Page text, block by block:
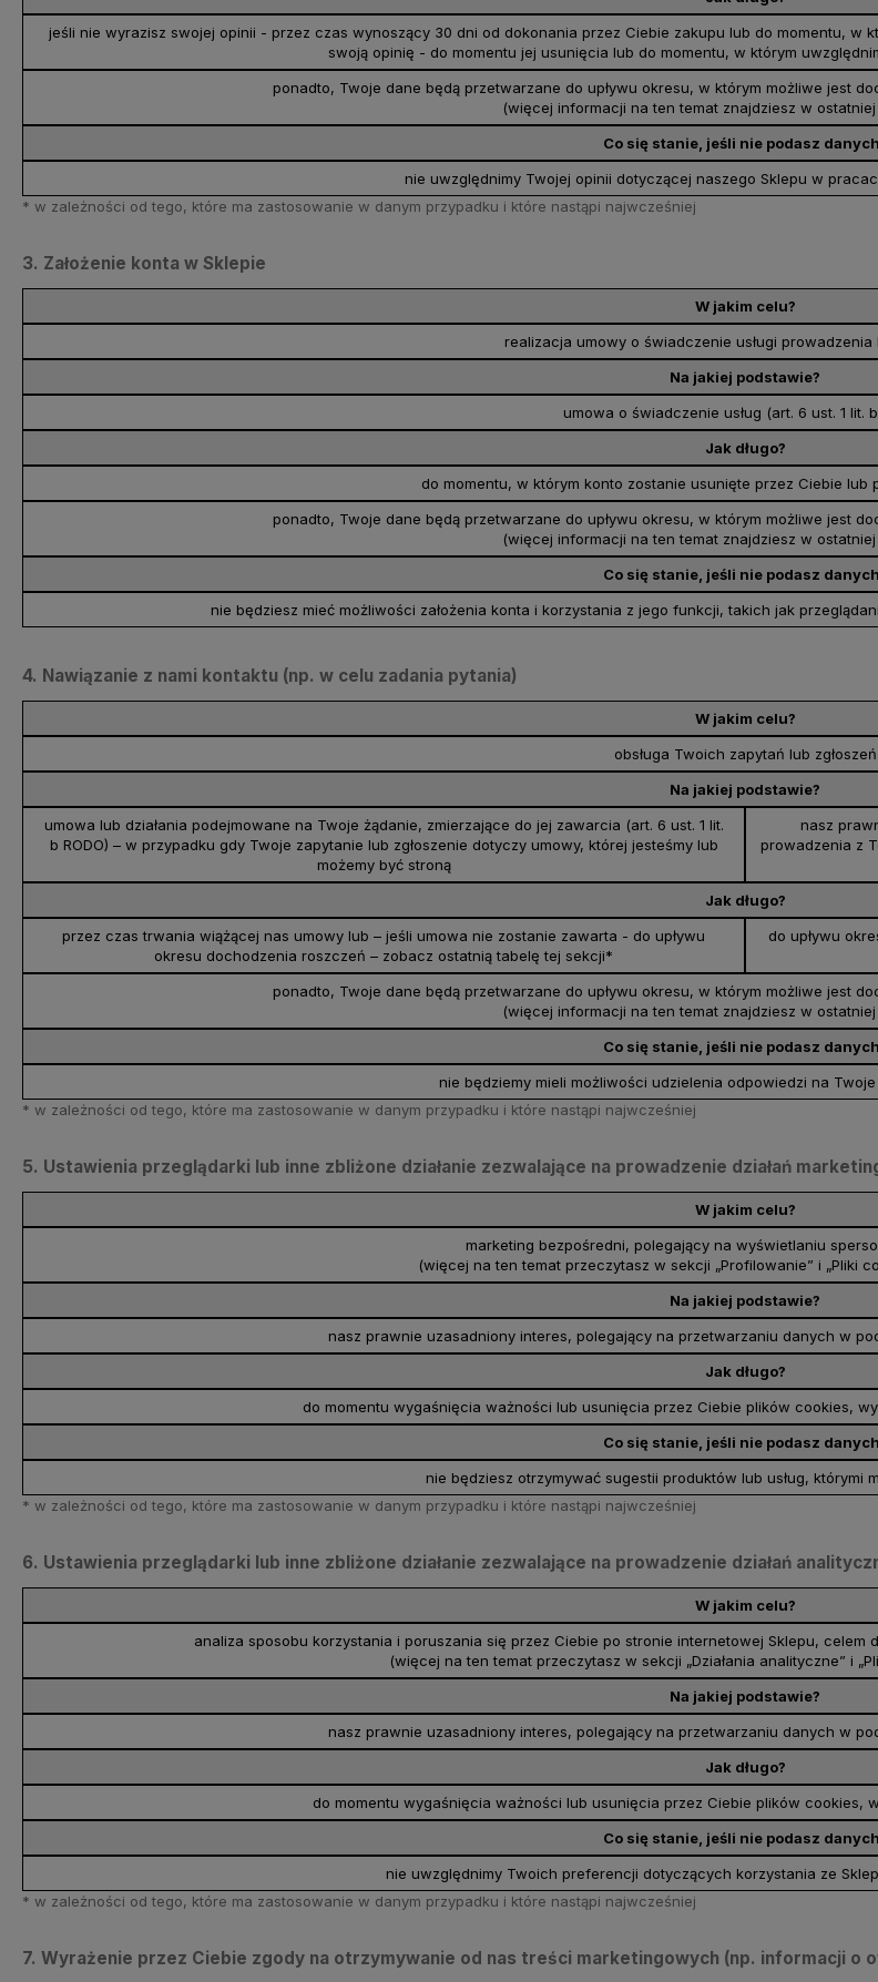
jeśli nie wyrazisz swojej opinii - przez czas wynoszący 30 dni od dokonania przez Ciebie zakupu lub do momentu,
swoją opinię - do momentu jej usunięcia lub do momentu, w którym
ponadto, Twoje dane będą przetwarzane do upływu okresu, w którym możliwe jest
(więcej informacji na ten temat znajdziesz w
Co się stanie, jeśli nie podasz
nie uwzględnimy Twojej opinii dotyczącej naszego Sklepu w
* w zależności od tego, które ma zastosowanie w danym przypadku i które nastąpi najwcześniej
3. Założenie konta w Sklepie
W jakim celu?
realizacja umowy o świadczenie usługi prowadzenia
Na jakiej podstawie?
umowa o świadczenie usług (art. 6 ust. 1 lit. b
Jak długo?
do momentu, w którym konto zostanie usunięte przez Ciebie lub
ponadto, Twoje dane będą przetwarzane do upływu okresu, w którym możliwe jest
(więcej informacji na ten temat znajdziesz w
Co się stanie, jeśli nie podasz
nie będziesz mieć możliwości założenia konta i korzystania z jego funkcji, takich jak
4. Nawiązanie z nami kontaktu (np. w celu zadania pytania)
W jakim celu?
obsługa Twoich zapytań lub zgłoszeń
Na jakiej podstawie?
umowa lub działania podejmowane na Twoje żądanie, zmierzające do jej zawarcia (art. 6 ust. 1 lit.
b RODO) – w przypadku gdy Twoje zapytanie lub zgłoszenie dotyczy umowy, której jesteśmy lub
możemy być stroną
nasz
prowadzenia z
Jak długo?
przez czas trwania wiążącej nas umowy lub – jeśli umowa nie zostanie zawarta - do upływu
okresu dochodzenia roszczeń – zobacz ostatnią tabelę tej sekcji*
do upływu
ponadto, Twoje dane będą przetwarzane do upływu okresu, w którym możliwe jest
(więcej informacji na ten temat znajdziesz w
Co się stanie, jeśli nie podasz
nie będziemy mieli możliwości udzielenia odpowiedzi na
* w zależności od tego, które ma zastosowanie w danym przypadku i które nastąpi najwcześniej
5. Ustawienia przeglądarki lub inne zbliżone działanie zezwalające na prowadzenie działań
W jakim celu?
marketing bezpośredni, polegający na wyświetlaniu
(więcej na ten temat przeczytasz w sekcji „Profilowanie” i „Pliki
Na jakiej podstawie?
nasz prawnie uzasadniony interes, polegający na przetwarzaniu danych w
Jak długo?
do momentu wygaśnięcia ważności lub usunięcia przez Ciebie plików cookies,
Co się stanie, jeśli nie podasz
nie będziesz otrzymywać sugestii produktów lub usług, którymi
* w zależności od tego, które ma zastosowanie w danym przypadku i które nastąpi najwcześniej
6. Ustawienia przeglądarki lub inne zbliżone działanie zezwalające na prowadzenie działań
W jakim celu?
analiza sposobu korzystania i poruszania się przez Ciebie po stronie internetowej Sklepu,
(więcej na ten temat przeczytasz w sekcji „Działania analityczne” i
Na jakiej podstawie?
nasz prawnie uzasadniony interes, polegający na przetwarzaniu danych w
Jak długo?
do momentu wygaśnięcia ważności lub usunięcia przez Ciebie plików cookies,
Co się stanie, jeśli nie podasz
nie uwzględnimy Twoich preferencji dotyczących korzystania ze
* w zależności od tego, które ma zastosowanie w danym przypadku i które nastąpi najwcześniej
7. Wyrażenie przez Ciebie zgody na otrzymywanie od nas treści marketingowych (np. informacji o